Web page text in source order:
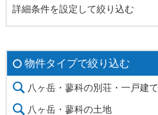
詳細条件を設定して絞り込む
物件タイプで絞り込む
八ヶ岳・蓼科の別荘・一戸建て
八ヶ岳・蓼科の土地